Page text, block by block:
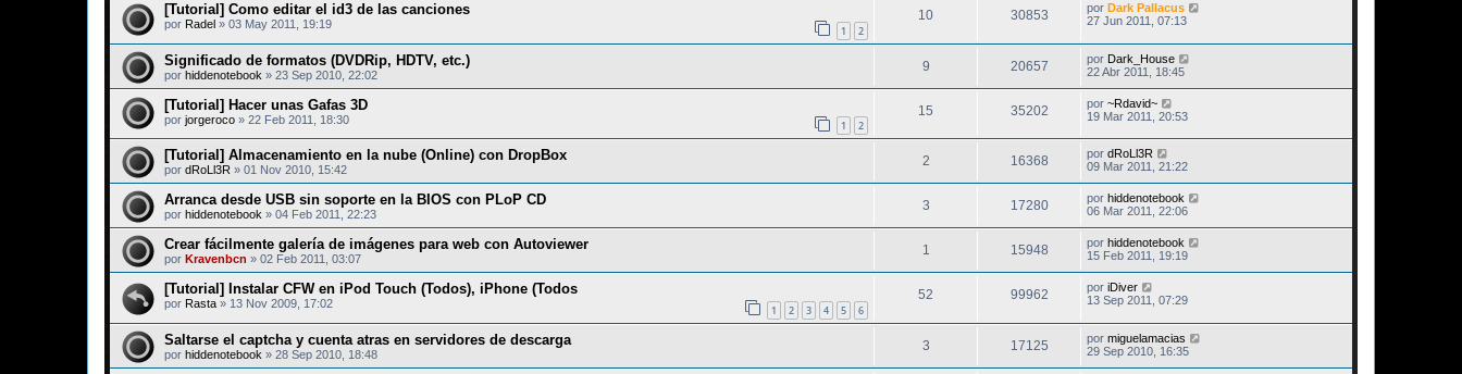
[Tutorial] Como editar el id3 de las canciones
por Radel » 03 May 2011, 19:19 1 2
10 30853 por Dark Pallacus
27 Jun 2011, 07:13
Significado de formatos (DVDRip, HDTV, etc.)
por hiddenotebook » 23 Sep 2010, 22:02
9 20657 por Dark_House
22 Abr 2011, 18:45
[Tutorial] Hacer unas Gafas 3D
por jorgeroco » 22 Feb 2011, 18:30 1 2
15 35202 por ~Rdavid~
19 Mar 2011, 20:53
[Tutorial] Almacenamiento en la nube (Online) con DropBox
por dRoLl3R » 01 Nov 2010, 15:42
2 16368 por dRoLl3R
09 Mar 2011, 21:22
Arranca desde USB sin soporte en la BIOS con PLoP CD
por hiddenotebook » 04 Feb 2011, 22:23
3 17280 por hiddenotebook
06 Mar 2011, 22:06
Crear fácilmente galería de imágenes para web con Autoviewer
por Kravenbcn » 02 Feb 2011, 03:07
1 15948 por hiddenotebook
15 Feb 2011, 19:19
[Tutorial] Instalar CFW en iPod Touch (Todos), iPhone (Todos
por Rasta » 13 Nov 2009, 17:02 1 2 3 4 5 6
52 99962 por iDiver
13 Sep 2011, 07:29
Saltarse el captcha y cuenta atras en servidores de descarga
por hiddenotebook » 28 Sep 2010, 18:48
3 17125 por miguelamacias
29 Sep 2010, 16:35